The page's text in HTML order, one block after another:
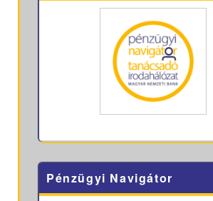
Pénzügyi Navigátor